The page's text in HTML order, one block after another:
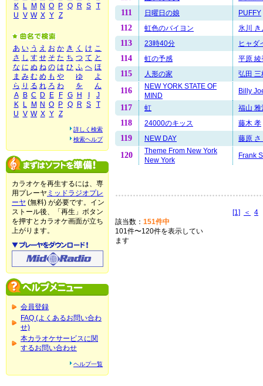
K
L M N O P Q R S
T
U V W X Y Z
あ い う え お か き く け こ
さ し す せ そ た ち つ て と
な に ぬ ね の は ひ ふ へ ほ
ま み む め も や ゆ
よ
ら り る れ ろ わ を
ん
A
B C D E F G H
J
K
L M N O P Q R S
T
U V W X Y Z
詳しく検索
検索ヘルプ
カラオケを再生するには、専
用プレーヤ ミッドラジオプレ
ーヤ (無料) が必要です。イン
ストール後、「再生」ボタン
を押すとカラオケ画面が立ち
上がります。
会員登録
FAQ (よくあるお問い合わ
せ)
本カラオケサービスに関
するお問い合わせ
ヘルプ一覧
111 日曜日の娘 PUFFY
112 虹色のバイヨン 氷川 き
113 23時40分 ヒャダ
114 虹の予感 平原 綾
115 人形の家 弘田 三
116
NEW YORK STATE OF
MIND
Billy
117 虹 福山 雅
118 24000のキッス 藤木 孝
119 NEW DAY 藤原 さ
120
Theme From New York
New York
Frank
[1] ＜
4
該当数： 151件中
101件〜120件を表示してい
ます